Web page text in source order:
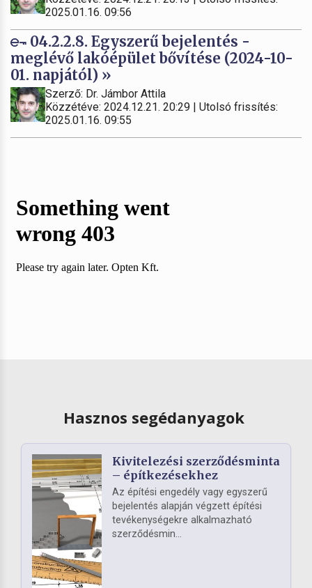
2025.01.16. 09:56
04.2.2.8. Egyszerű bejelentés -
meglévő lakóépület bővítése (2024-10-
01. napjától) »
Szerző: Dr. Jámbor Attila
Közzétéve: 2024.12.21. 20:29 | Utolsó frissítés:
2025.01.16. 09:55
Hasznos segédanyagok
Kivitelezési szerződésminta
– építkezésekhez
Az építési engedély vagy egyszerű
bejelentés alapján végzett építési
tevékenységekre alkalmazható
szerződésmin...